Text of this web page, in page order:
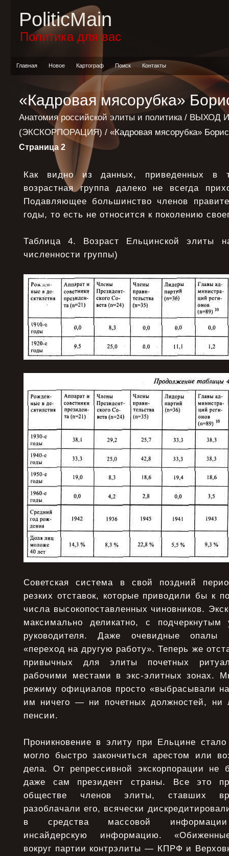
PoliticMain
Политика для вас
Главная Новое Картограф Поиск Контакты
«Кадровая мясорубка»
Анатомия российской элиты и политика/ ВЫХОД
(ЭКСКОРПОРАЦИЯ) / «Кадровая мясорубка»
Страница 2
Как видно из данных, приведенных в
возрастная группа далеко не всегда
Подавляющее большинство членов
годы, то есть не относится к поколению
Таблица 4. Возраст Ельцинской элиты
численности группы)
Советская система в свой поздний
резких отставок, которые приводили бы к
числа высокопоставленных чиновников.
максимально деликатно, с подчеркнутым
руководителя. Даже очевидные опалы
«переход на другую работу». Теперь же
привычных для элиты почетных
рабочими местами в экс-элитных зонах.
режиму официалов просто «выбрасывали
им ничего — ни почетных должностей, ни
пенсии.
Проникновение в элиту при Ельцине
могло быстро закончиться арестом или
дела. От репрессивной экскорпорации не
даже сам президент страны. Все это
обществе членов элиты, ставших
разоблачали его, всячески
в средства массовой информации
инсайдерскую информацию.
вокруг партии контрэлиты — КПРФ и